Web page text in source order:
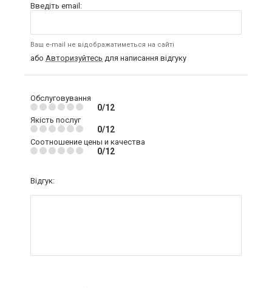
Введіть email:
Ваш e-mail не відображатиметься на сайті
або Авторизуйтесь для написання відгуку
Обслуговування
0/12
Якість послуг
0/12
Соотношение цены и качества
0/12
Відгук: